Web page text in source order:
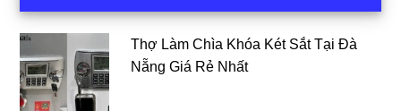
chính
Thợ Làm Chìa Khóa Két Sắt Tại Đà
Nẵng Giá Rẻ Nhất